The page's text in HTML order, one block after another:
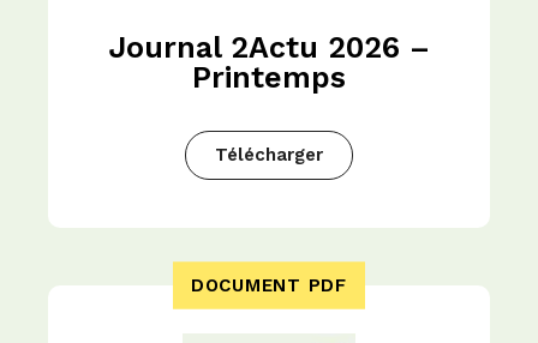
Journal 2Actu 2026 –
Printemps
Télécharger
DOCUMENT PDF